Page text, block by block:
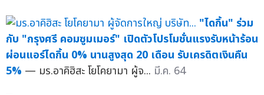
"ไดกิ้น" ร่วม
กับ "กรุงศรี คอมซูมเมอร์" เปิดตัวโปรโมชั่นแรงรับหน้าร้อน
ผ่อนแอร์ไดกิ้น 0% นานสูงสุด 20 เดือน รับเครดิตเงินคืน
5% — มร.อาคิฮิสะ โยโคยามา ผู้จ... มี.ค. 64